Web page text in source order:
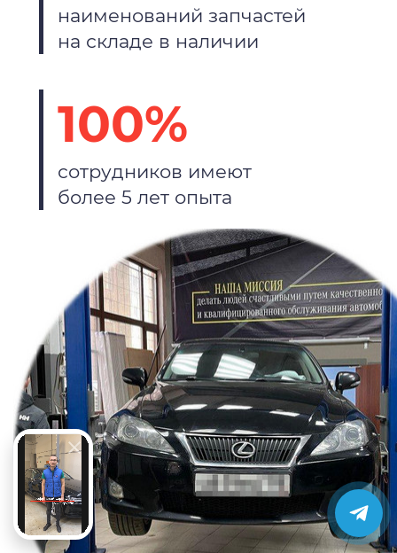
наименований запчастей
на складе в наличии
100%
сотрудников имеют
более 5 лет опыта